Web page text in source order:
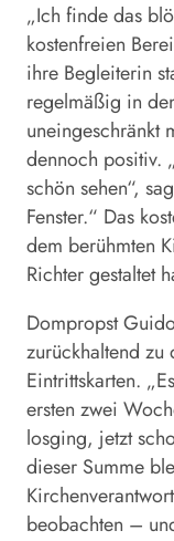
„Ich finde das
kostenfreien
ihre Begleiterin
regelmäßig in
uneingeschränkt
dennoch positiv.
schön sehen“,
Fenster.“ Das
dem berühmten
Richter gestaltet
Dompropst
zurückhaltend zu
Eintrittskarten.
ersten zwei
losging, jetzt
dieser Summe
beobachten –